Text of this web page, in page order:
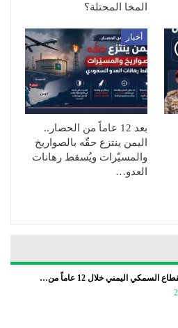
المخا المحتلة؟
أخبار
بعد 12 عاماً من الحصار..
اليمن ينتزع حقّه بالصواريخ
والمسيّرات ويُسقط رهانات
العدو…
اليمني خلال 12 عاماً من…